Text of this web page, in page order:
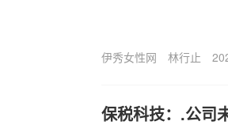
伊秀女性网 林行止
保税科技：.公司